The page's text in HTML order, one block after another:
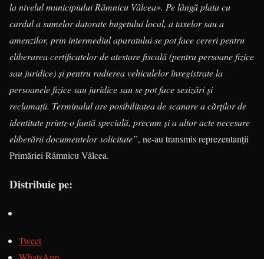
la nivelul municipiului Râmnicu Vâlcea». Pe lângă plata cu
cardul a sumelor datorate bugetului local, a taxelor sau a
amenzilor, prin intermediul aparatului se pot face cereri pentru
eliberarea certificatelor de atestare fiscală (pentru persoane fizice
sau juridice) şi pentru radierea vehiculelor înregistrate la
persoanele fizice sau juridice sau se pot face sesizări şi
reclamaţii. Terminalul are posibilitatea de scanare a cărţilor de
identitate printr-o fantă specială, precum şi a altor acte necesare
eliberării documentelor solicitate”, ne-au transmis reprezentanții
Primăriei Râmnicu Vâlcea.
Distribuie pe:
Tweet